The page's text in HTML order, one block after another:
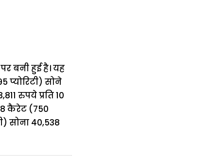
बनी हुई है। यह
प्योरिटी) सोने
रुपये प्रति 10
कैरेट (750
सोना 40,538